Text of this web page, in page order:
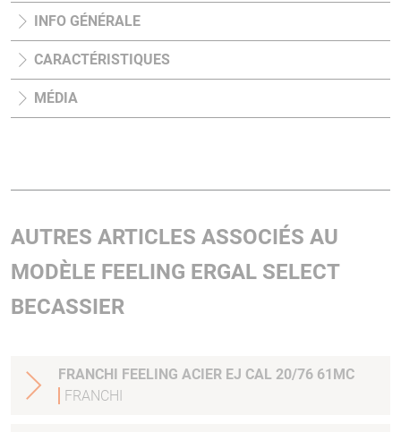
INFO GÉNÉRALE
CARACTÉRISTIQUES
MÉDIA
AUTRES ARTICLES ASSOCIÉS AU
MODÈLE FEELING ERGAL SELECT
BECASSIER
FRANCHI FEELING ACIER EJ CAL 20/76 61MC
FRANCHI